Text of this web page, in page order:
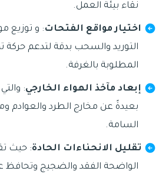
نقاء بيئة العمل.
اختيار مواقع الفتحات: و توزيع
التوريد والسحب بدقة لتدعم حركة
المطلوبة بالغرفة.
إبعاد مآخذ الهواء الخارجي:
بعيدةً عن مخارج الطرد والعوادم
السامة.
تقليل الانحناءات الحادة: حيث
الواضحة الفقد والضجيج وتحافظ